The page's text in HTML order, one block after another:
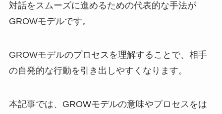
対話をスムーズに進めるための代表的な手法が
GROWモデルです。
GROWモデルのプロセスを理解することで、相手
の自発的な行動を引き出しやすくなります。
本記事では、GROWモデルの意味やプロセスをは